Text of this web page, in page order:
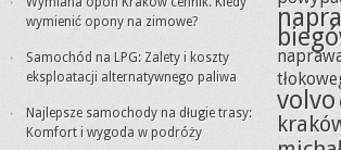
wymienić opony na zimowe?
Samochód na LPG: Zalety i koszty
eksploatacji alternatywnego paliwa
Najlepsze samochody na długie trasy:
Komfort i wygoda w podróży
volvo